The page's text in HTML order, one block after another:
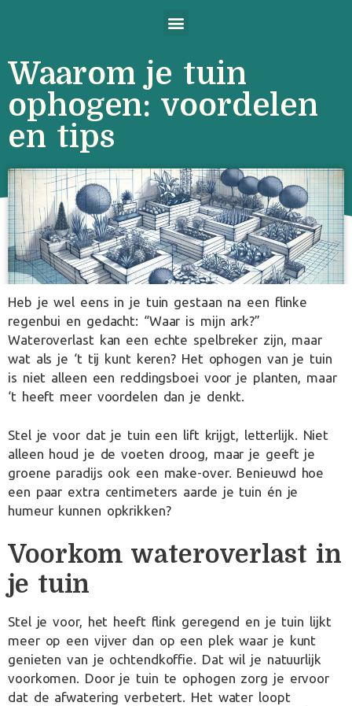
Waarom je tuin
ophogen: voordelen
en tips
Heb je wel eens in je tuin gestaan na een flinke
regenbui en gedacht: “Waar is mijn ark?”
Wateroverlast kan een echte spelbreker zijn, maar
wat als je ‘t tij kunt keren? Het ophogen van je tuin
is niet alleen een reddingsboei voor je planten, maar
‘t heeft meer voordelen dan je denkt.
Stel je voor dat je tuin een lift krijgt, letterlijk. Niet
alleen houd je de voeten droog, maar je geeft je
groene paradijs ook een make-over. Benieuwd hoe
een paar extra centimeters aarde je tuin én je
humeur kunnen opkrikken?
Voorkom wateroverlast in
je tuin
Stel je voor, het heeft flink geregend en je tuin lijkt
meer op een vijver dan op een plek waar je kunt
genieten van je ochtendkoffie. Dat wil je natuurlijk
voorkomen. Door je tuin te ophogen zorg je ervoor
dat de afwatering verbetert. Het water loopt